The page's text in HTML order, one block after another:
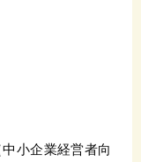
小企業経営者向